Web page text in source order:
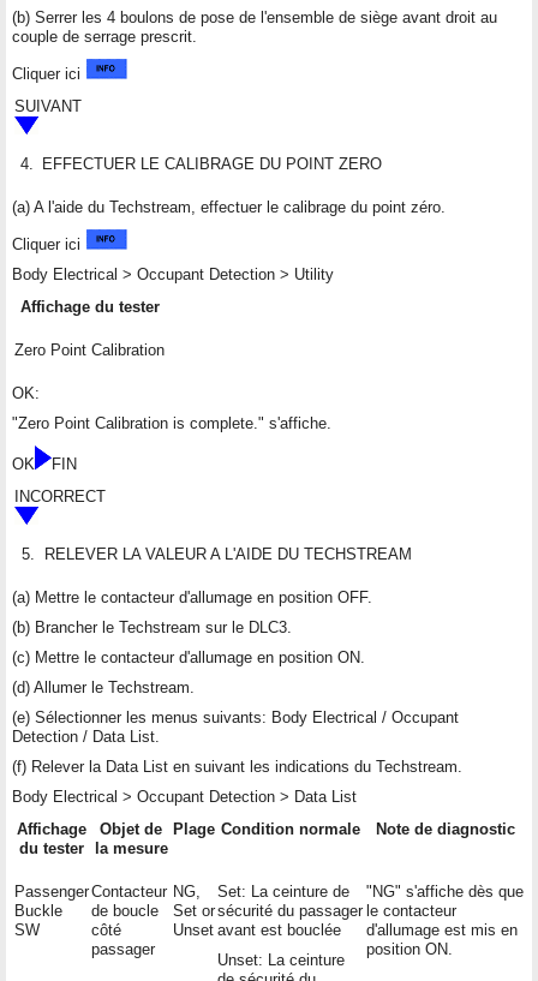
(b) Serrer les 4 boulons de pose de l'ensemble de siège avant droit au
couple de serrage prescrit.
Cliquer ici
SUIVANT
4. EFFECTUER LE CALIBRAGE DU POINT ZERO
(a) A l'aide du Techstream, effectuer le calibrage du point zéro.
Cliquer ici
Body Electrical > Occupant Detection > Utility
Affichage du tester
Zero Point Calibration
OK:
"Zero Point Calibration is complete." s'affiche.
OK
FIN
INCORRECT
5. RELEVER LA VALEUR A L'AIDE DU TECHSTREAM
(a) Mettre le contacteur d'allumage en position OFF.
(b) Brancher le Techstream sur le DLC3.
(c) Mettre le contacteur d'allumage en position ON.
(d) Allumer le Techstream.
(e) Sélectionner les menus suivants: Body Electrical / Occupant
Detection / Data List.
(f) Relever la Data List en suivant les indications du Techstream.
Body Electrical > Occupant Detection > Data List
Affichage
du tester
Objet de
la mesure
Plage Condition normale Note de diagnostic
Passenger
Buckle
SW
Contacteur
de boucle
côté
passager
NG,
Set or
Unset
Set: La ceinture de
sécurité du passager
avant est bouclée
Unset: La ceinture
"NG" s'affiche dès que
le contacteur
d'allumage est mis en
position ON.